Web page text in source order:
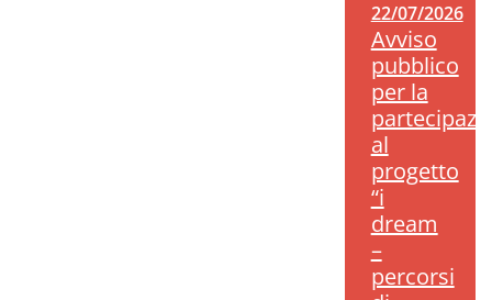
22/07/2026
Avviso
pubblico
per la
al
progetto
“i
dream
–
percorsi